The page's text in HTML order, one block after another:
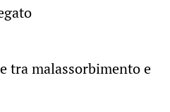
tra malassorbimento e